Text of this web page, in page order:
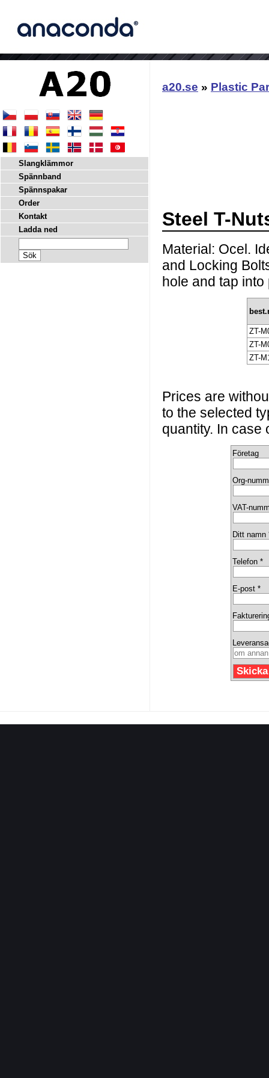
a20.se » Plastic
Steel T-
Material: Ocel.
and Locking
hole and tap
ZT-
ZT-
ZT-
Prices are
to the selected
quantity. In
Företag
Org-
VAT-
Ditt namn
Telefon *
E-post *
Slangklämmor
Spännband
Spännspakar
Order
Kontakt
Ladda ned